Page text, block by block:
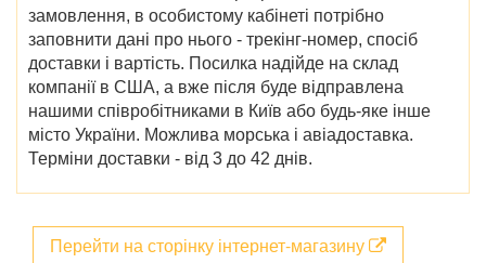
замовлення, в особистому кабінеті потрібно
заповнити дані про нього - трекінг-номер, спосіб
доставки і вартість. Посилка надійде на склад
компанії в США, а вже після буде відправлена
нашими співробітниками в Київ або будь-яке інше
місто України. Можлива морська і авіадоставка.
Терміни доставки - від 3 до 42 днів.
Перейти на сторінку інтернет-магазину